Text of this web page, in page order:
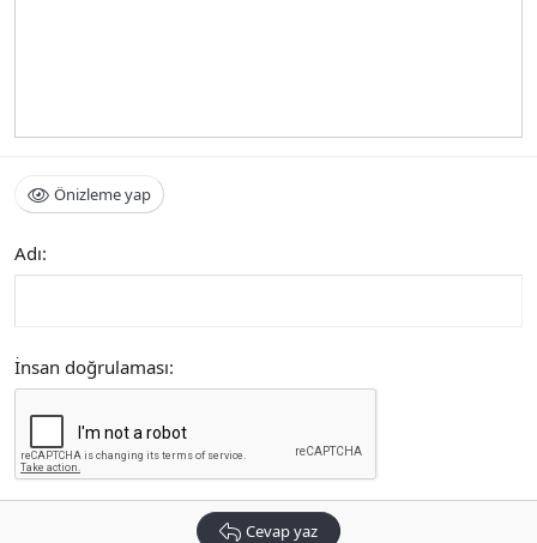
Önizleme yap
Adı
İnsan doğrulaması
Cevap yaz